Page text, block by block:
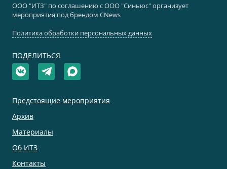
ООО "ИТЗ" по соглашению с ООО "Синьюс" организует
мероприятия под брендом CNews
Политика обработки персональных данных
ПОДЕЛИТЬСЯ
Предстоящие мероприятия
Архив
Материалы
Об ИТЗ
Контакты